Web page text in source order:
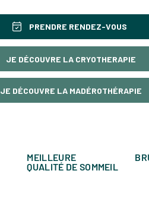
PRENDRE RENDEZ-VOUS
JE DÉCOUVRE LA CRYOTHERAPIE
JE DÉCOUVRE LA MADÉROTHÉRAPIE
MEILLEURE
QUALITÉ DE SOMMEIL